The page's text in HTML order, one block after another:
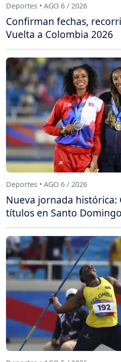
Deportes • AGO 6 / 2026
Confirman fechas,
Vuelta a Colombia 2026
Deportes • AGO 6 / 2026
Nueva jornada histórica:
títulos en Santo Domingo